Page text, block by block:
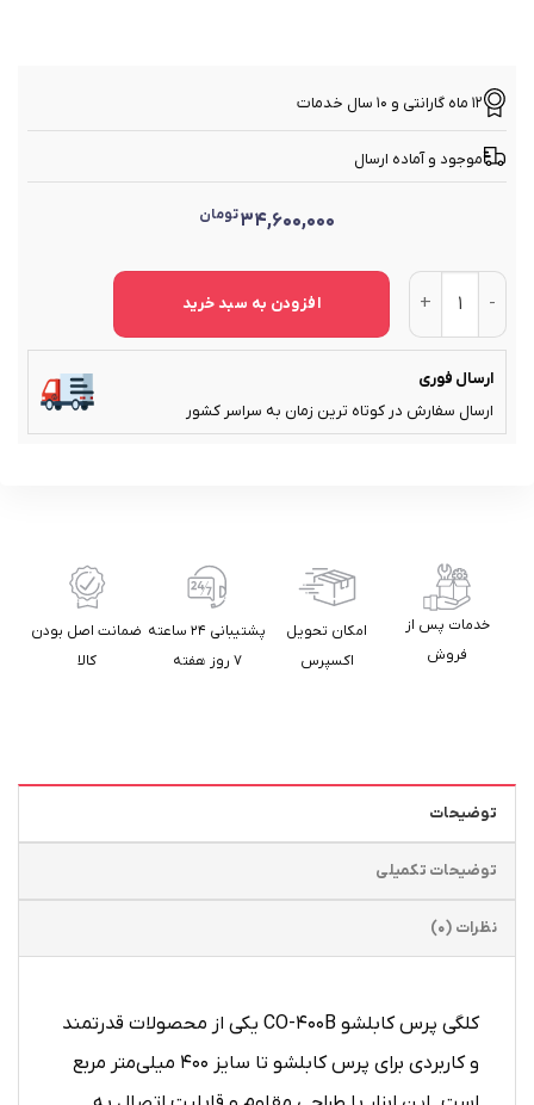
12 ماه گارانتی و 10 سال خدمات
موجود و آماده ارسال
34,600,000تومان
کلگی پرس کابلشو هیدرولیک تا سایز 400 زوپر (zupper) مدل CO-400B عدد
افزودن به سبد خرید
ارسال فوری
ارسال سفارش در کوتاه ترین زمان به سراسر کشور
خدمات پس از
فروش
امکان تحویل
اکسپرس
پشتیبانی ۲۴ ساعته
۷ روز هفته
ضمانت اصل بودن
کالا
توضیحات
توضیحات تکمیلی
نظرات (0)
کلگی پرس کابلشو CO-400B یکی از محصولات قدرتمند
و کاربردی برای پرس کابلشو تا سایز ۴۰۰ میلی‌متر مربع